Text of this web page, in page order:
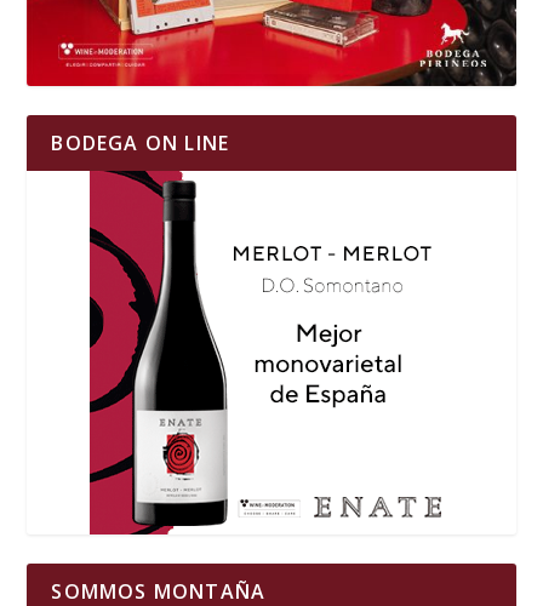
BODEGA ON LINE
SOMMOS MONTAÑA